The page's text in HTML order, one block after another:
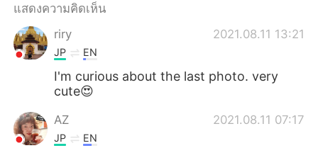
แสดงความคิดเห็น
riry
2021.08.11 13:21
JP EN
I'm curious about the last photo. very
cute😍
AZ 2021.08.11 07:17
JP EN